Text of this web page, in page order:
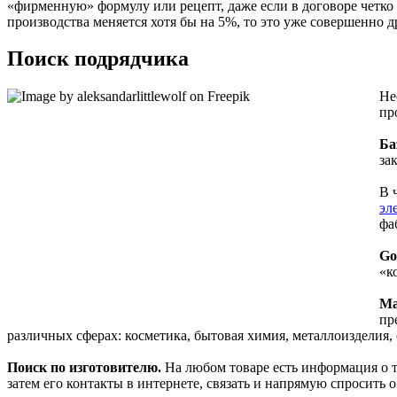
«фирменную» формулу или рецепт, даже если в договоре четко
производства меняется хотя бы на 5%, то это уже совершенно
Поиск подрядчика
В
различных сферах: косметика, бытовая химия,
Поиск по изготовителю. На любом товаре есть информация о
затем его контакты в интернете, связать и напрямую спросить